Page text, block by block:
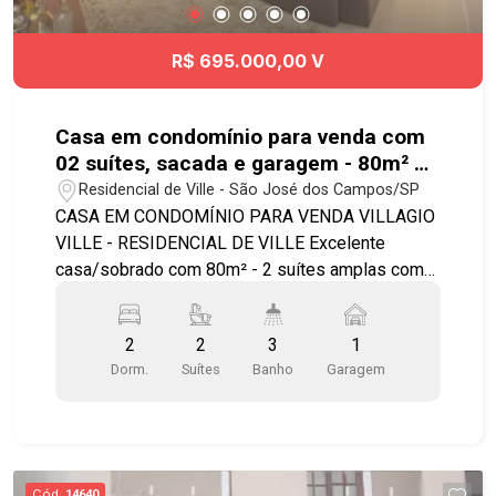
R$ 695.000,00 V
Casa em condomínio para venda com
02 suítes, sacada e garagem - 80m² no
Residencial de Ville.
Residencial de Ville - São José dos Campos/SP
CASA EM CONDOMÍNIO PARA VENDA VILLAGIO
VILLE - RESIDENCIAL DE VILLE Excelente
casa/sobrado com 80m² - 2 suítes amplas com
planejada - Sala ampla para 2 ambientes -
Iluminação embutida - Lavabo com gabinete -
Área de serviço integrada com uma área gourmet
Condomínio tranquilo, em frente à uma ampla
2
Dorm.
2
Suítes
3
Banho
1
Garagem